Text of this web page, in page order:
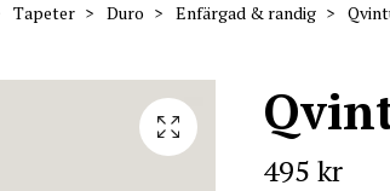
Tapeter Duro Enfärgad & randig
495 kr